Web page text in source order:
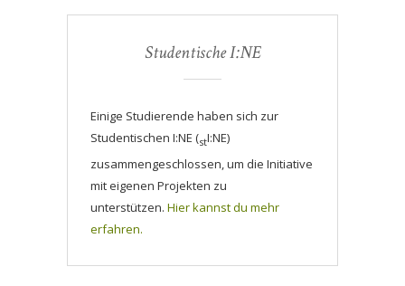
Studentische I:NE
Einige Studierende haben sich zur
Studentischen I:NE (stI:NE)
zusammengeschlossen, um die Initiative
mit eigenen Projekten zu
unterstützen. Hier kannst du mehr
erfahren.